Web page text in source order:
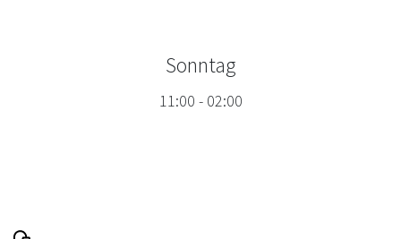
Sonntag
11:00 - 02:00